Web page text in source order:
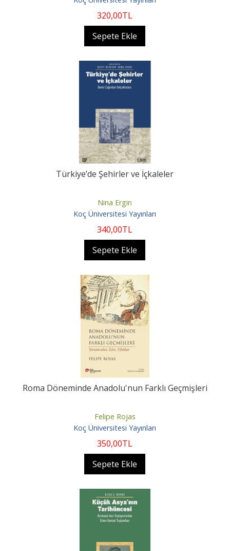
320,00TL
Sepete Ekle
Türkiye’de Şehirler ve İçkaleler
Nina Ergin
Koç Üniversitesi Yayınları
340,00TL
Sepete Ekle
Roma Döneminde Anadolu'nun Farklı Geçmişleri
Felipe Rojas
Koç Üniversitesi Yayınları
350,00TL
Sepete Ekle